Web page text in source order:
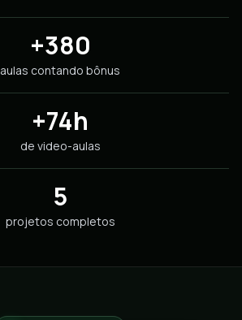
+380
aulas contando bônus
+74h
de video-aulas
5
projetos completos